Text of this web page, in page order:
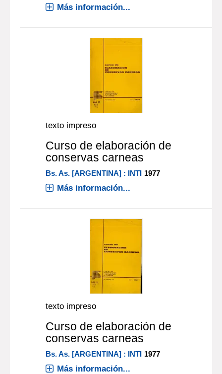
Más información...
texto impreso
Curso de elaboración de
conservas carneas
Bs. As. [ARGENTINA] : INTI 1977
Más información...
texto impreso
Curso de elaboración de
conservas carneas
Bs. As. [ARGENTINA] : INTI 1977
Más información...